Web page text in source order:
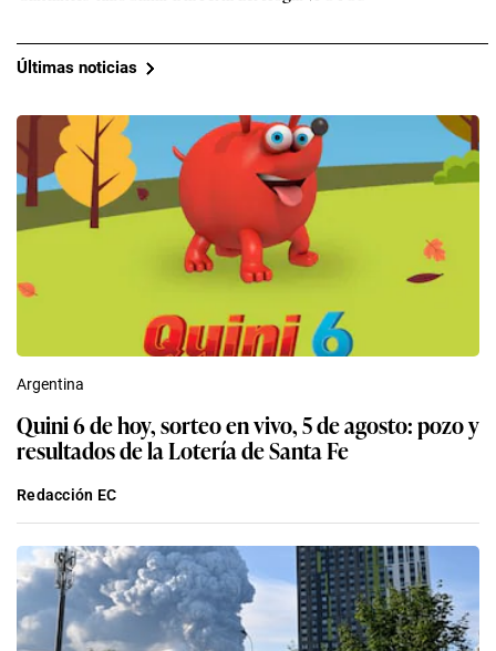
Últimas noticias
Argentina
Quini 6 de hoy, sorteo en vivo, 5 de agosto: pozo y
resultados de la Lotería de Santa Fe
Redacción EC